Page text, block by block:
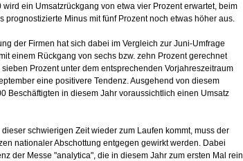
wird ein Umsatzrückgang von etwa vier Prozent erwartet, beim
prognostizierte Minus mit fünf Prozent noch etwas höher aus.
der Firmen hat sich dabei im Vergleich zur Juni-Umfrage
einem Rückgang von sechs bzw. zehn Prozent gerechnet
Prozent unter dem entsprechenden Vorjahreszeitraum
eine positivere Tendenz. Ausgehend von diesem
Beschäftigten in diesem Jahr voraussichtlich einen Umsatz
schwierigen Zeit wieder zum Laufen kommt, muss der
nationaler Abschottung entgegen gewirkt werden. Dabei
der Messe "analytica", die in diesem Jahr zum ersten Mal rein